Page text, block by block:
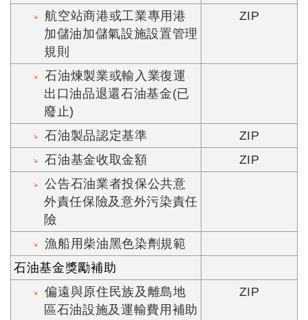
航空站商港或工業專用港
加儲油加儲氣設施設置管理
規則
ZIP
石油煉製業或輸入業復運
出口油品退還石油基金(已
廢止)
石油製品認定基準
ZIP
石油基金收取金額
ZIP
公告石油業者投保公共意
外責任保險及意外污染責任
險
漁船用柴油黑色染劑規範
石油基金獎勵補助
偏遠與原住民族及離島地
區石油設施及運輸費用補助
ZIP